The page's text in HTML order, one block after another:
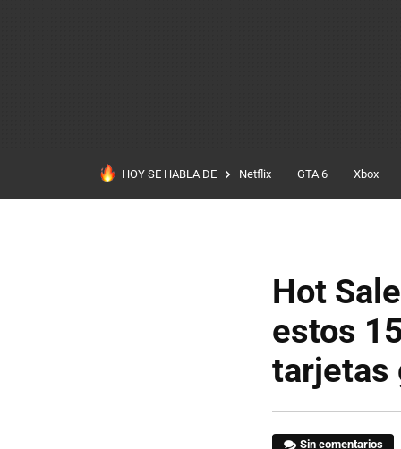
HOY SE HABLA DE Netflix GTA 6 Xbox
Hot
estos
tarjetas
Sin comentarios